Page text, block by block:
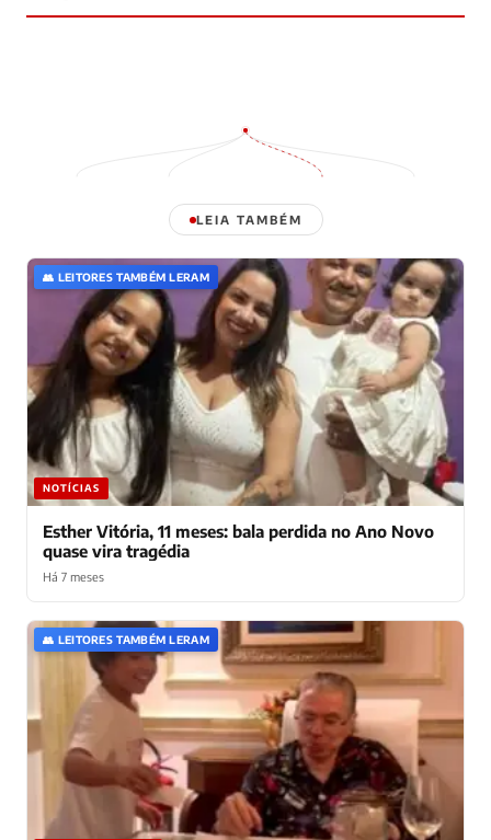
Dri ✨Há 5 meses
LEIA TAMBÉM
👥 LEITORES TAMBÉM LERAM
NOTÍCIAS
Esther Vitória, 11 meses: bala perdida no Ano Novo
quase vira tragédia
Há 7 meses
👥 LEITORES TAMBÉM LERAM